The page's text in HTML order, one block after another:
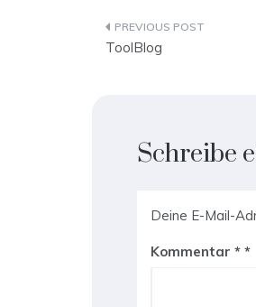
ToolBlog
Schreibe
Deine E-Mail-
Kommentar *